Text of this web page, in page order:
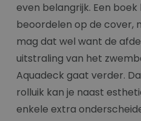
even belangrijk. Een
beoordelen op de cover,
mag dat wel want de
uitstraling van het
Aquadeck gaat verder.
rolluik kan je naast
enkele extra